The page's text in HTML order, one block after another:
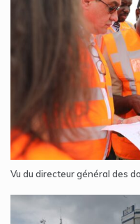
Vu du directeur général des